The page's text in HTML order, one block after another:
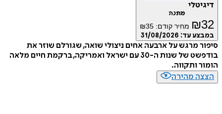
דיגיטלי
מתנה
₪32 מחיר קודם: ₪35
במבצע עד: 31/08/2026
סיפור מרגש על ארבעה אחים ניצולי שואה, שגורלם שוזר את
בודפשט של שנות ה-30 עם ישראל ואמריקה, ברקמת חיים מלאה
הומור ותקווה.
הצצה מהירה